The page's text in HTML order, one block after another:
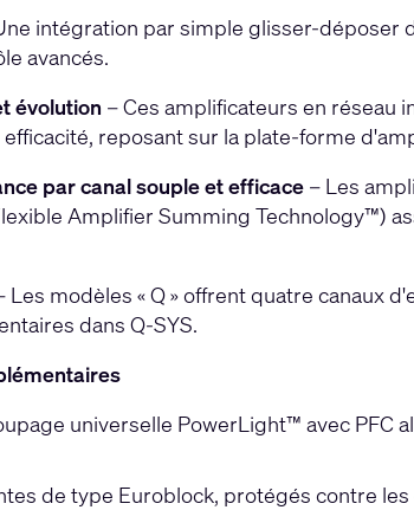
intégration par simple glisser-déposer
avancés.
évolution – Ces amplificateurs en réseau
reposant sur la plate-forme
par canal souple et efficace– Les
Amplifier Summing Technology™)
Les modèles « Q » offrent quatre canaux
dans Q-SYS.
universelle PowerLight™ avec PFC
de type Euroblock, protégés contre